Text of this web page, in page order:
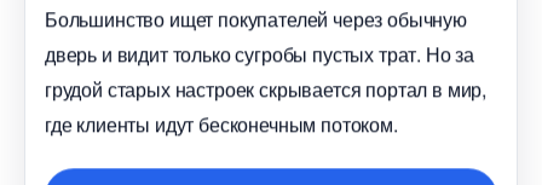
Большинство ищет покупателей через обычную
дверь и видит только сугробы пустых трат. Но за
рудой старых настроек скрывается портал в мир,
де клиенты идут бесконечным потоком.